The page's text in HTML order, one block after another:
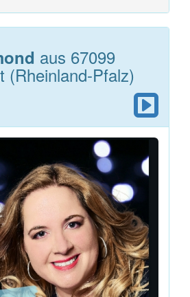
aus 67099
(Rheinland-Pfalz)